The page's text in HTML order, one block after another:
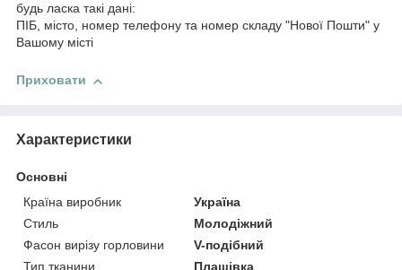
будь ласка такі дані:
ПІБ, місто, номер телефону та номер складу "Нової Пошти" у
Вашому місті
Приховати
Характеристики
Основні
Країна виробник
Україна
Стиль
Молодіжний
Фасон вирізу горловини
V-подібний
Тип тканини
Плащівка